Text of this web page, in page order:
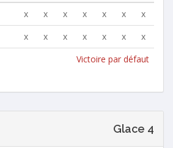
x x x x x x
x
x x x x x x
x
Victoire par défaut
Glace 4